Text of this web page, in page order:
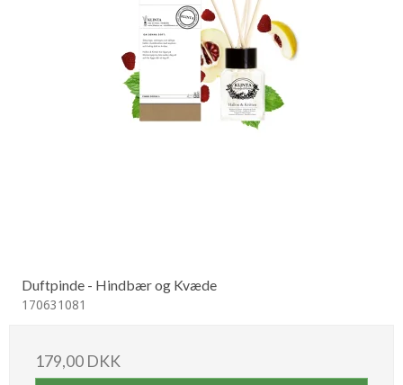
Duftpinde - Hindbær og Kvæde
170631081
179,00 DKK